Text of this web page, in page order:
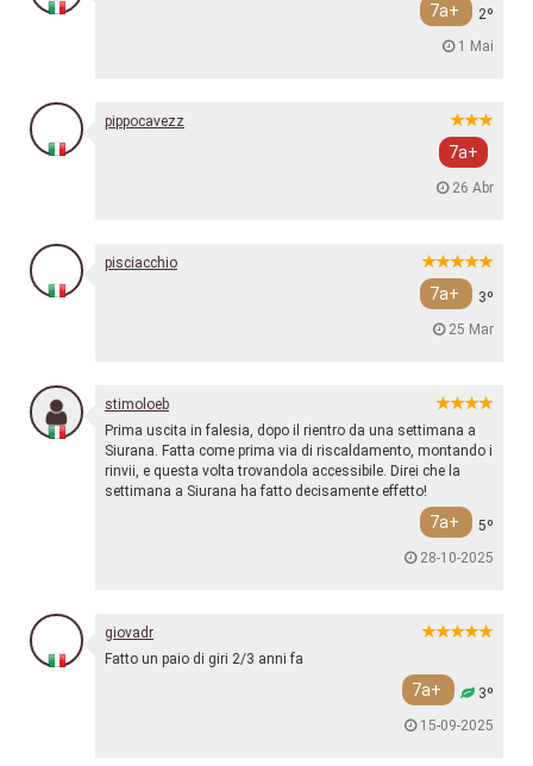
7a+
2º
1 Mai
pippocavezz
7a+
26 Abr
pisciacchio
7a+
3º
25 Mar
stimoloeb
Prima uscita in falesia, dopo il rientro da una settimana a
Siurana. Fatta come prima via di riscaldamento, montando i
rinvii, e questa volta trovandola accessibile. Direi che la
settimana a Siurana ha fatto decisamente effetto!
7a+
5º
28-10-2025
giovadr
Fatto un paio di giri 2/3 anni fa
7a+
3º
15-09-2025